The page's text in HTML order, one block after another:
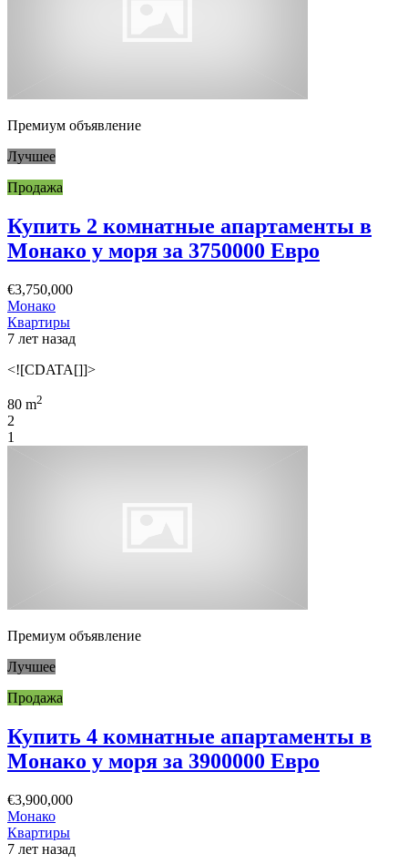
Премиум объявление
Лучшее
Продажа
Купить 2 комнатные апартаменты в
Монако у моря за 3750000 Евро
€3,750,000
Монако
Квартиры
7 лет назад
<![CDATA[]]>
80 m2
2
1
Премиум объявление
Лучшее
Продажа
Купить 4 комнатные апартаменты в
Монако у моря за 3900000 Евро
€3,900,000
Монако
Квартиры
7 лет назад